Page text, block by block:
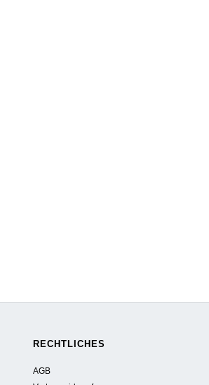
RECHTLICHES
AGB